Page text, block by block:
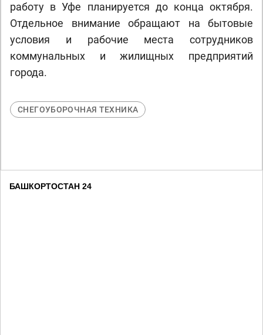
работу в Уфе планируется до конца октября.
Отдельное внимание обращают на бытовые
условия и рабочие места сотрудников
коммунальных и жилищных предприятий
города.
СНЕГОУБОРОЧНАЯ ТЕХНИКА
БАШКОРТОСТАН 24